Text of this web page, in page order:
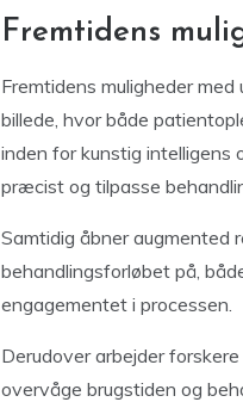
Fremtidens
Fremtidens muligheder
billede, hvor både
inden for kunstig intelligens
præcist og tilpasse
Samtidig åbner augmented
behandlingsforløbet på,
engagementet i processen.
Derudover arbejder
overvåge brugstiden og